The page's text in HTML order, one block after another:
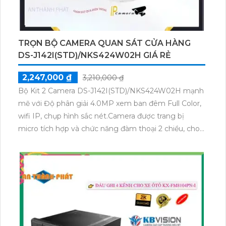
TRỌN BỘ CAMERA QUAN SÁT CỬA HÀNG
DS-J142I(STD)/NKS424W02H GIÁ RẺ
2,247,000 ₫
3,210,000 ₫
Bộ Kit 2 Camera DS-J142I(STD)/NKS424W02H mạnh
mẽ với Độ phân giải 4.0MP xem ban đêm Full Color,
wifi IP, chụp hình sắc nét.Camera được trang bị
micro tích hợp và chức năng đàm thoại 2 chiều, cho
sát mà còn có thể giao tiếp trực tiếp với người ở đó
thông qua hệ thống. Đây là một tính năng hữu ích
cho việc quản lý và bảo vệ tài sản từ xa. Thiết bị
Camera Wifi Không Dây DS-
J142I(STD)/NKS424W02H là sự lựa chọn hoàn hảo
cho việc giám sát an ninh. Với khả năng thu âm và